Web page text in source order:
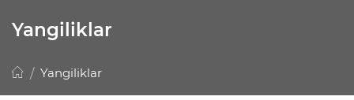
Yangiliklar
Yangiliklar